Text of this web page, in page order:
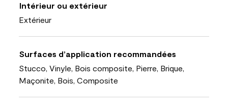
Intérieur ou extérieur
Extérieur
Surfaces d’application recommandées
Stucco, Vinyle, Bois composite, Pierre, Brique,
Maçonite, Bois, Composite